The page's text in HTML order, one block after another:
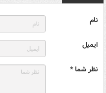
نام
ایمیل
نظر شما *